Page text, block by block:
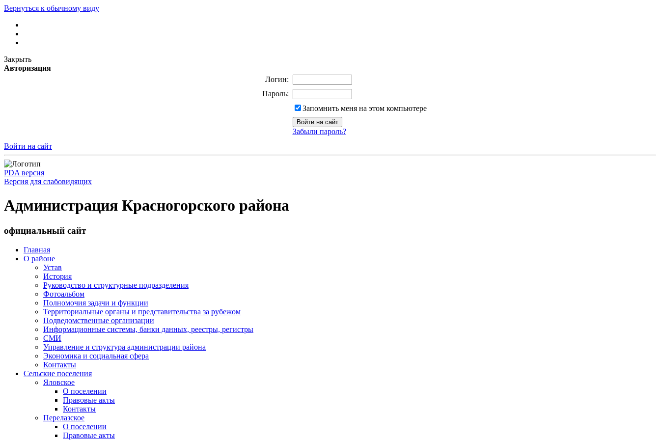
Вернуться к обычному виду
Закрыть
Авторизация
Логин:
Пароль:
Запомнить меня на этом компьютере
Забыли пароль?
Войти на сайт
PDA версия
Версия для слабовидящих
Администрация Красногорского района
официальный сайт
Главная
О районе
Устав
История
Руководство и структурные подразделения
Фотоальбом
Полномочия задачи и функции
Территориальные органы и представительства за рубежом
Подведомственные организации
Информационные системы, банки данных, реестры, регистры
СМИ
Управление и структура администрации района
Экономика и социальная сфера
Контакты
Сельские поселения
Яловское
О поселении
Правовые акты
Контакты
Перелазское
О поселении
Правовые акты